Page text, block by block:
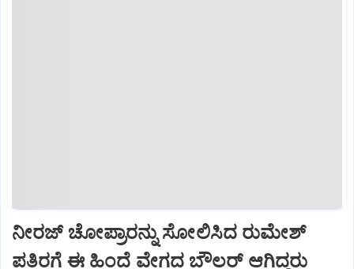
ನೀರಜ್‌ ಚೋಪ್ರಾರನ್ನು ಸೋಲಿಸಿದ ರುಮೇಶ್‌
ಪತಿರಗೆ ಈ ಹಿಂದೆ ವೇಗದ ಬೌಲರ್‌ ಆಗಿದ್ದರು